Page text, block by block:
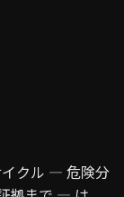
イクル — 危険分